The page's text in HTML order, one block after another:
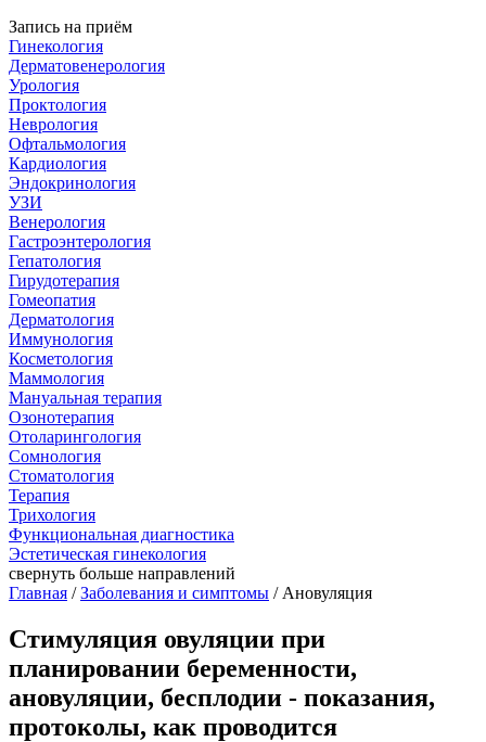
Запись на приём
Гинекология
Дерматовенерология
Урология
Проктология
Неврология
Офтальмология
Кардиология
Эндокринология
УЗИ
Венерология
Гастроэнтерология
Гепатология
Гирудотерапия
Гомеопатия
Дерматология
Иммунология
Косметология
Маммология
Мануальная терапия
Озонотерапия
Отоларингология
Сомнология
Стоматология
Терапия
Трихология
Функциональная диагностика
Эстетическая гинекология
свернуть больше направлений
Главная /Заболевания и симптомы / Ановуляция
Стимуляция овуляции при
планировании беременности,
ановуляции, бесплодии - показания,
протоколы, как проводится